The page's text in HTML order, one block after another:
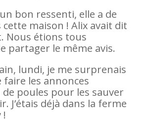
bon ressenti, elle a de
cette maison ! Alix avait dit
Nous étions tous
partager le même avis.
lundi, je me surprenais
les annonces
de poules pour les sauver
J’étais déjà dans la ferme